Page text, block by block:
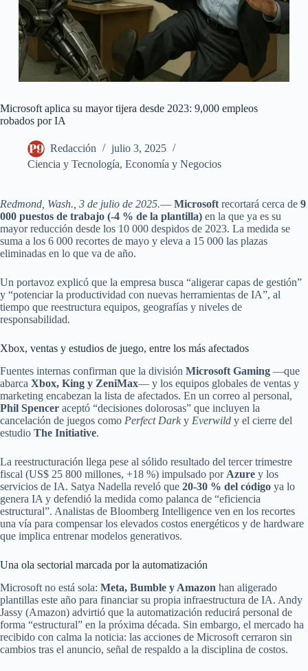
Microsoft aplica su mayor tijera desde 2023: 9,000 empleos
robados por IA
Redacción
julio 3, 2025
Ciencia y Tecnología, Economía y Negocios
Redmond, Wash., 3 de julio de 2025.— Microsoft recortará cerca de 9
000 puestos de trabajo (-4 % de la plantilla) en la que ya es su
mayor reducción desde los 10 000 despidos de 2023. La medida se
suma a los 6 000 recortes de mayo y eleva a 15 000 las plazas
eliminadas en lo que va de año.
Un portavoz explicó que la empresa busca “aligerar capas de gestión”
y “potenciar la productividad con nuevas herramientas de IA”, al
tiempo que reestructura equipos, geografías y niveles de
responsabilidad.
Xbox, ventas y estudios de juego, entre los más afectados
Fuentes internas confirman que la división Microsoft Gaming —que
abarca Xbox, King y ZeniMax— y los equipos globales de ventas y
marketing encabezan la lista de afectados. En un correo al personal,
Phil Spencer aceptó “decisiones dolorosas” que incluyen la
cancelación de juegos como Perfect Dark y Everwild y el cierre del
estudio The Initiative.
La reestructuración llega pese al sólido resultado del tercer trimestre
fiscal (US$ 25 800 millones, +18 %) impulsado por Azure y los
servicios de IA. Satya Nadella reveló que 20-30 % del código ya lo
genera IA y defendió la medida como palanca de “eficiencia
estructural”. Analistas de Bloomberg Intelligence ven en los recortes
una vía para compensar los elevados costos energéticos y de hardware
que implica entrenar modelos generativos.
Una ola sectorial marcada por la automatización
Microsoft no está sola: Meta, Bumble y Amazon han aligerado
plantillas este año para financiar su propia infraestructura de IA. Andy
Jassy (Amazon) advirtió que la automatización reducirá personal de
forma “estructural” en la próxima década. Sin embargo, el mercado ha
recibido con calma la noticia: las acciones de Microsoft cerraron sin
cambios tras el anuncio, señal de respaldo a la disciplina de costos.